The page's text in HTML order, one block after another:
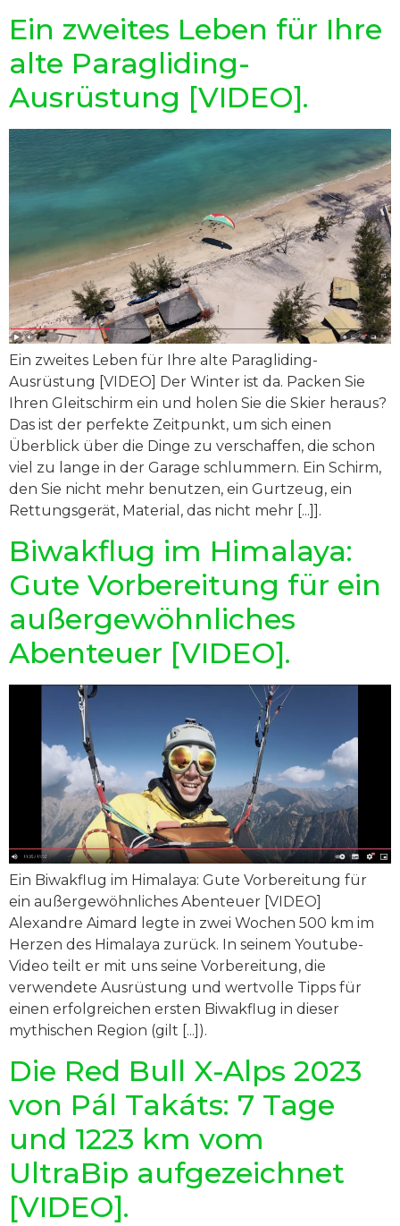
Ein zweites Leben für Ihre
alte Paragliding-
Ausrüstung [VIDEO].
Ein zweites Leben für Ihre alte Paragliding-
Ausrüstung [VIDEO] Der Winter ist da. Packen Sie
Ihren Gleitschirm ein und holen Sie die Skier heraus?
Das ist der perfekte Zeitpunkt, um sich einen
Überblick über die Dinge zu verschaffen, die schon
viel zu lange in der Garage schlummern. Ein Schirm,
den Sie nicht mehr benutzen, ein Gurtzeug, ein
Rettungsgerät, Material, das nicht mehr [...]].
Biwakflug im Himalaya:
Gute Vorbereitung für ein
außergewöhnliches
Abenteuer [VIDEO].
Ein Biwakflug im Himalaya: Gute Vorbereitung für
ein außergewöhnliches Abenteuer [VIDEO]
Alexandre Aimard legte in zwei Wochen 500 km im
Herzen des Himalaya zurück. In seinem Youtube-
Video teilt er mit uns seine Vorbereitung, die
verwendete Ausrüstung und wertvolle Tipps für
einen erfolgreichen ersten Biwakflug in dieser
mythischen Region (gilt [...]).
Die Red Bull X-Alps 2023
von Pál Takáts: 7 Tage
und 1223 km vom
UltraBip aufgezeichnet
[VIDEO].